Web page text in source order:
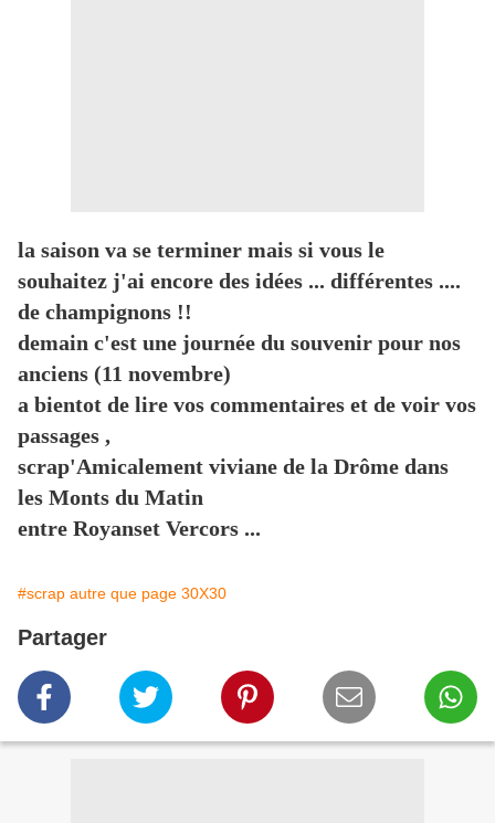
la saison va se terminer mais si vous le
souhaitez j'ai encore des idées ... différentes ....
de champignons !!
demain c'est une journée du souvenir pour nos
anciens (11 novembre)
a bientot de lire vos commentaires et de voir vos
passages ,
scrap'Amicalement viviane de la Drôme dans
les Monts du Matin
entre Royanset Vercors ...
#scrap autre que page 30X30
Partager